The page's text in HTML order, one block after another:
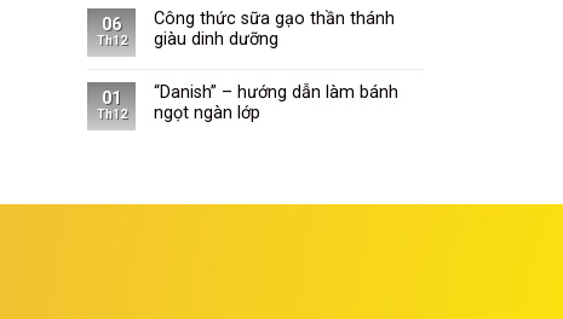
06
Th12
Công thức sữa gạo thần thánh
giàu dinh dưỡng
01
Th12
“Danish” – hướng dẫn làm bánh
ngọt ngàn lớp